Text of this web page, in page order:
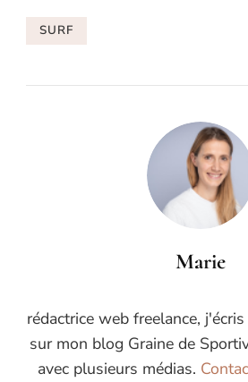
SURF
Marie
rédactrice web freelance,
sur mon blog Graine de
avec plusieurs médias.